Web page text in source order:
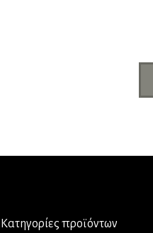
Κατηγορίες προϊόντων